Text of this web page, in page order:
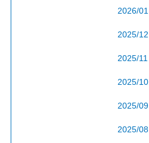
2026/01
2025/12
2025/11
2025/10
2025/09
2025/08